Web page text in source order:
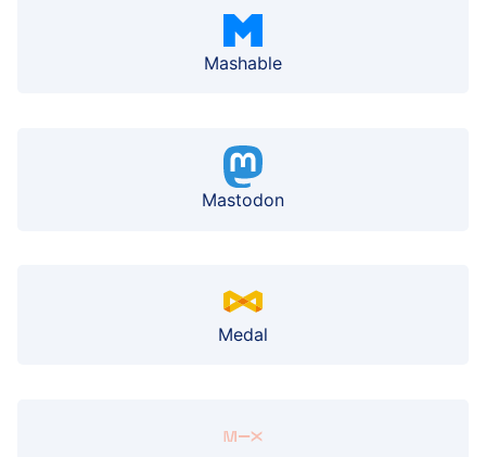
Mashable
Mastodon
Medal